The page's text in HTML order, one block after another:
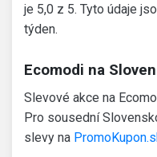
je 5,0 z 5. Tyto údaje
týden.
Ecomodi na
Slevové akce na
Pro sousední
slevy na